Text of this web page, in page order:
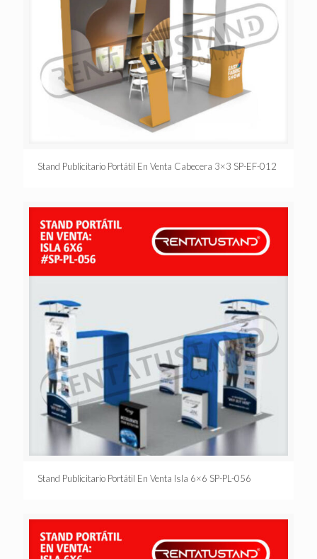
Stand Publicitario Portátil En Venta Cabecera 3×3 SP-EF-012
Stand Publicitario Portátil En Venta Isla 6×6 SP-PL-056